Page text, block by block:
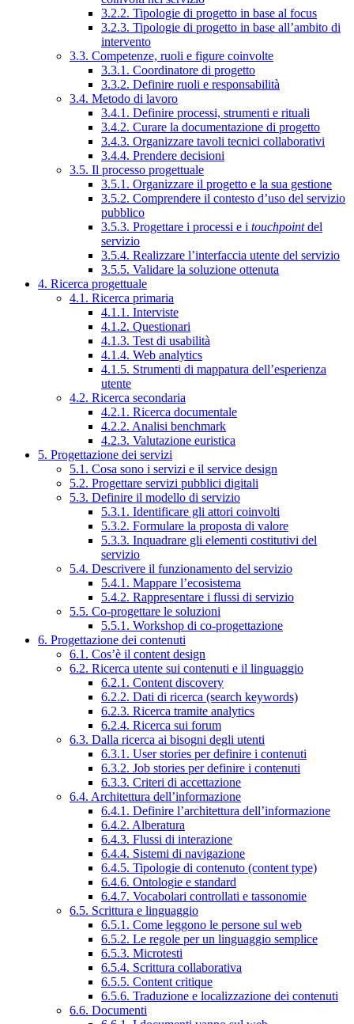
3.2.2. Tipologie di progetto in base al focus
3.2.3. Tipologie di progetto in base all’ambito di
intervento
3.3. Competenze, ruoli e figure coinvolte
3.3.1. Coordinatore di progetto
3.3.2. Definire ruoli e responsabilità
3.4. Metodo di lavoro
3.4.1. Definire processi, strumenti e rituali
3.4.2. Curare la documentazione di progetto
3.4.3. Organizzare tavoli tecnici collaborativi
3.4.4. Prendere decisioni
3.5. Il processo progettuale
3.5.1. Organizzare il progetto e la sua gestione
3.5.2. Comprendere il contesto d’uso del servizio
pubblico
3.5.3. Progettare i processi e i touchpointdel
servizio
3.5.4. Realizzare l’interfaccia utente del servizio
3.5.5. Validare la soluzione ottenuta
4. Ricerca progettuale
4.1. Ricerca primaria
4.1.1. Interviste
4.1.2. Questionari
4.1.3. Test di usabilità
4.1.4. Web analytics
4.1.5. Strumenti di mappatura dell’esperienza
utente
4.2. Ricerca secondaria
4.2.1. Ricerca documentale
4.2.2. Analisi benchmark
4.2.3. Valutazione euristica
5. Progettazione dei servizi
5.1. Cosa sono i servizi e il service design
5.2. Progettare servizi pubblici digitali
5.3. Definire il modello di servizio
5.3.1. Identificare gli attori coinvolti
5.3.2. Formulare la proposta di valore
5.3.3. Inquadrare gli elementi costitutivi del
servizio
5.4. Descrivere il funzionamento del servizio
5.4.1. Mappare l’ecosistema
5.4.2. Rappresentare i flussi di servizio
5.5. Co-progettare le soluzioni
5.5.1. Workshop di co-progettazione
6. Progettazione dei contenuti
6.1. Cos’è il content design
6.2. Ricerca utente sui contenuti e il linguaggio
6.2.1. Content discovery
6.2.2. Dati di ricerca (search keywords)
6.2.3. Ricerca tramite analytics
6.2.4. Ricerca sui forum
6.3. Dalla ricerca ai bisogni degli utenti
6.3.1. User stories per definire i contenuti
6.3.2. Job stories per definire i contenuti
6.3.3. Criteri di accettazione
6.4. Architettura dell’informazione
6.4.1. Definire l’architettura dell’informazione
6.4.2. Alberatura
6.4.3. Flussi di interazione
6.4.4. Sistemi di navigazione
6.4.5. Tipologie di contenuto (content type)
6.4.6. Ontologie e standard
6.4.7. Vocabolari controllati e tassonomie
6.5. Scrittura e linguaggio
6.5.1. Come leggono le persone sul web
6.5.2. Le regole per un linguaggio semplice
6.5.3. Microtesti
6.5.4. Scrittura collaborativa
6.5.5. Content critique
6.5.6. Traduzione e localizzazione dei contenuti
6.6. Documenti